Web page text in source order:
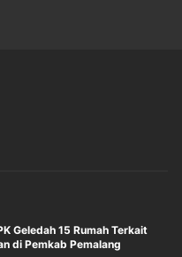
Geledah 15 Rumah Terkait
di Pemkab Pemalang